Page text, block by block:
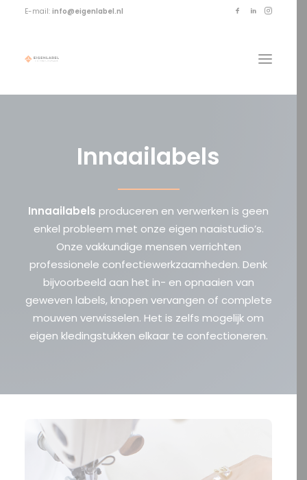
E-mail: info@eigenlabel.nl
SEARCH
Innaailabels
Innaailabels produceren en verwerken is geen
enkel probleem met onze eigen naaistudio’s.
Onze vakkundige mensen verrichten
professionele confectiewerkzaamheden. Denk
bijvoorbeeld aan het in- en opnaaien van
geweven labels, knopen vervangen of complete
mouwen verwisselen. Het is zelfs mogelijk om
eigen kledingstukken elkaar te confectioneren.